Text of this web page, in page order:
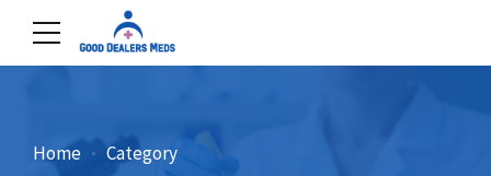
Home Category